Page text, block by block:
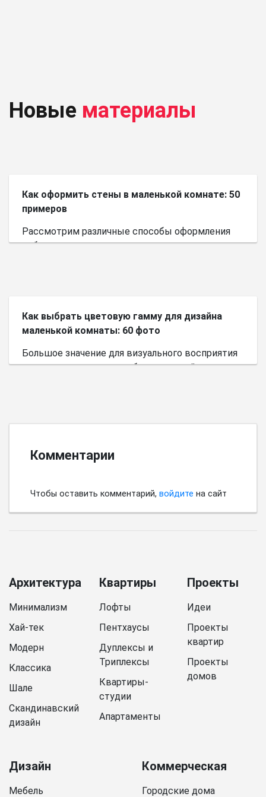
Новые материалы
Как оформить стены в маленькой комнате: 50
примеров
Рассмотрим различные способы оформления
небольшого пространства.
Как выбрать цветовую гамму для дизайна
маленькой комнаты: 60 фото
Большое значение для визуального восприятия
пространства имеет выбор цветовой палитры.
Комментарии
Чтобы оставить комментарий, войдите на сайт
Архитектура
Минимализм
Хай-тек
Модерн
Классика
Шале
Скандинавский
дизайн
Квартиры
Лофты
Пентхаусы
Дуплексы и
Триплексы
Квартиры-
студии
Апартаменты
Проекты
Идеи
Проекты
квартир
Проекты
домов
Дизайн
Мебель
Коммерческая
Городские дома